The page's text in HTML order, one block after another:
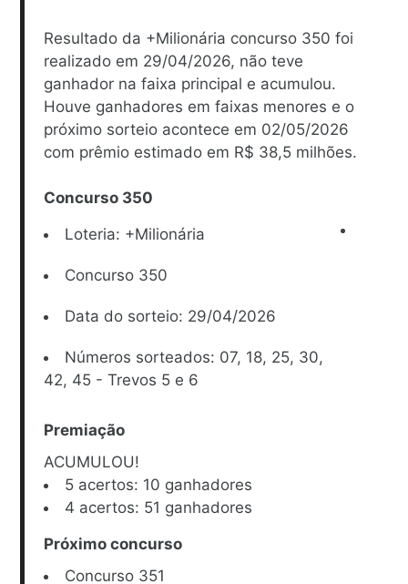
Resultado da +Milionária concurso 350 foi
realizado em 29/04/2026, não teve
ganhador na faixa principal e acumulou.
Houve ganhadores em faixas menores e o
próximo sorteio acontece em 02/05/2026
com prêmio estimado em R$ 38,5 milhões.
Concurso 350
Loteria: +Milionária
Concurso 350
Data do sorteio: 29/04/2026
Números sorteados: 07, 18, 25, 30,
42, 45 - Trevos 5 e 6
Premiação
ACUMULOU!
5 acertos: 10 ganhadores
4 acertos: 51 ganhadores
Próximo concurso
Concurso 351